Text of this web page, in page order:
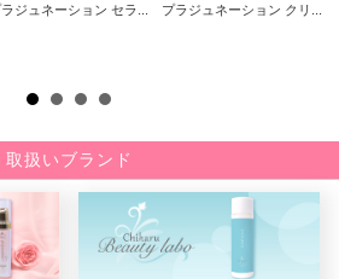
ジュネーション セラ... プラジュネーション クリ...
取扱いブランド